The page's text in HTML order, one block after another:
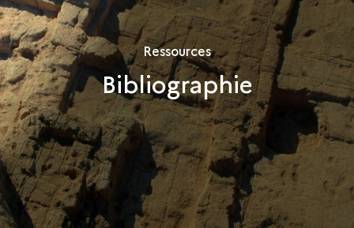
LA
COLLECTION
Ressources
Bibliographie